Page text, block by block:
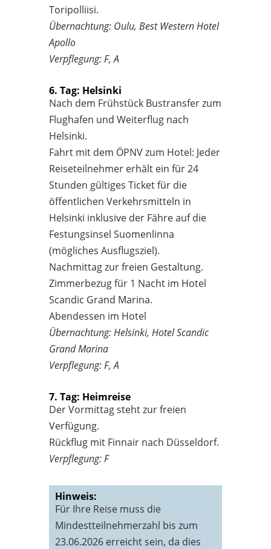
Toripolliisi.
Übernachtung: Oulu, Best Western Hotel
Apollo
Verpflegung: F, A
6. Tag: Helsinki
Nach dem Frühstück Bustransfer zum
Flughafen und Weiterflug nach
Helsinki.
Fahrt mit dem ÖPNV zum Hotel: Jeder
Reiseteilnehmer erhält ein für 24
Stunden gültiges Ticket für die
öffentlichen Verkehrsmitteln in
Helsinki inklusive der Fähre auf die
Festungsinsel Suomenlinna
(mögliches Ausflugsziel).
Nachmittag zur freien Gestaltung.
Zimmerbezug für 1 Nacht im Hotel
Scandic Grand Marina.
Abendessen im Hotel
Übernachtung: Helsinki, Hotel Scandic
Grand Marina
Verpflegung: F, A
7. Tag: Heimreise
Der Vormittag steht zur freien
Verfügung.
Rückflug mit Finnair nach Düsseldorf.
Verpflegung: F
Hinweis:
Für Ihre Reise muss die
Mindestteilnehmerzahl bis zum
23.06.2026 erreicht sein, da dies